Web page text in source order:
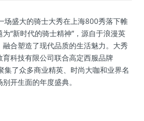
场盛大的骑士大秀在上海800秀落下帷
“新时代的骑士精神”，源自于浪漫英
合塑造了现代品质的生活魅力。大秀
育科技有限公司联合高定西服品牌
集了众多商业精英、时尚大咖和业界名
开生面的年度盛典。